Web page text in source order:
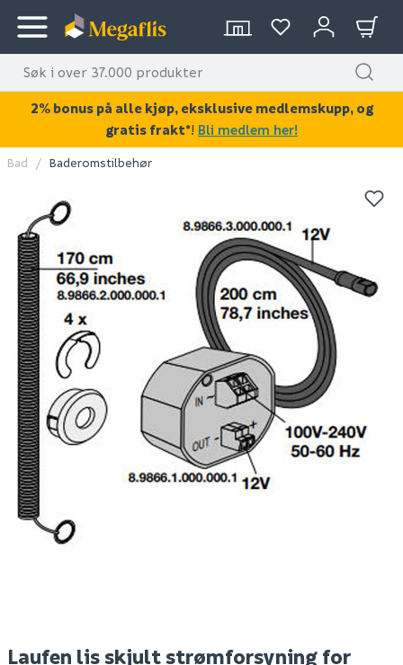
Hyper bokhylle eik
struktur
299
Spar 400
Bestillingsvare
Energetic pære e27
filament a60 8,6w
1055lm 2700k klar
Bad Baderomstilbehør
Laufen lis skjult strømforsyning for
2% bonus på alle kjøp, eksklusive medlemskupp, og
gratis frakt*! Bli medlem her!